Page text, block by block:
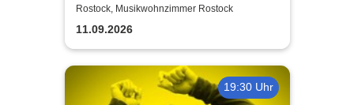
Alina Sebastian & David
Tarakona | Musikwohnzimmer
Rostock
Rostock, Musikwohnzimmer Rostock
11.09.2026
19:30 Uhr